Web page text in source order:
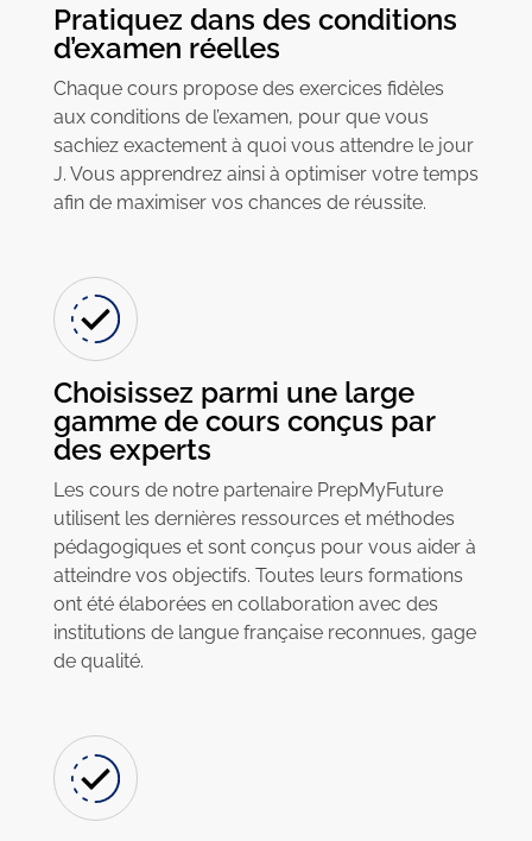
Pratiquez dans des conditions
d’examen réelles
Chaque cours propose des exercices fidèles
aux conditions de l’examen, pour que vous
sachiez exactement à quoi vous attendre le jour
J. Vous apprendrez ainsi à optimiser votre temps
afin de maximiser vos chances de réussite.
Choisissez parmi une large
gamme de cours conçus par
des experts
Les cours de notre partenaire PrepMyFuture
utilisent les dernières ressources et méthodes
pédagogiques et sont conçus pour vous aider à
atteindre vos objectifs. Toutes leurs formations
ont été élaborées en collaboration avec des
institutions de langue française reconnues, gage
de qualité.